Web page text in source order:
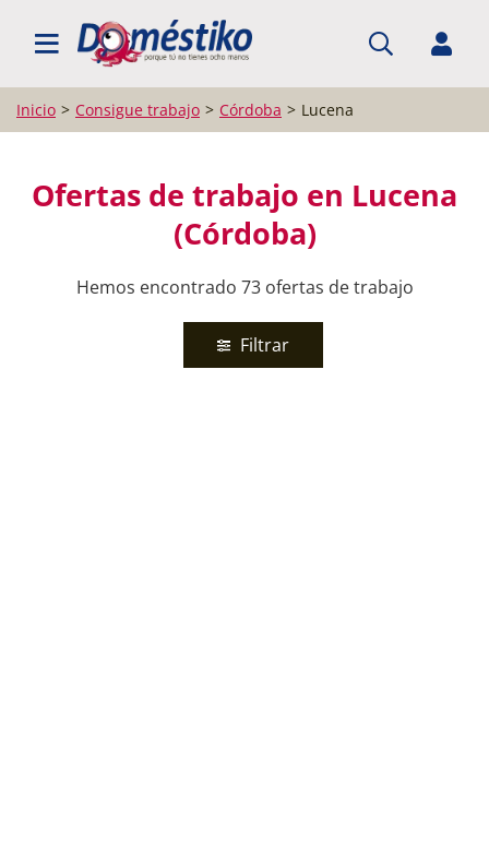
BUSCAR EMPLEO
Inicio Consigue trabajo Córdoba Lucena
Ofertas de trabajo en Lucena
(Córdoba)
Hemos encontrado 73 ofertas de trabajo
Filtrar